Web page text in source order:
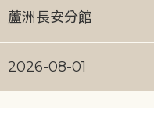
蘆洲長安分館
2026-08-01